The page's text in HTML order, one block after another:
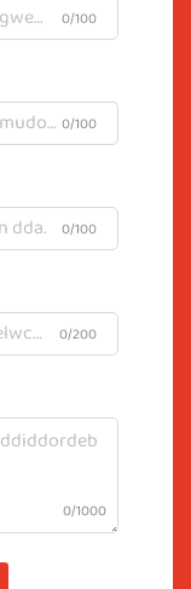
0/100
0/100
0/100
0/200
0/1000